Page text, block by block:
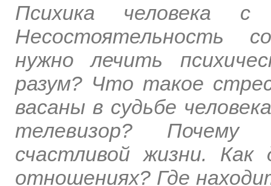
Психика человека с
Несостоятельность
нужно лечить
разум? Что такое
васаны в судьбе
телевизор?
счастливой жизни.
отношениях? Где